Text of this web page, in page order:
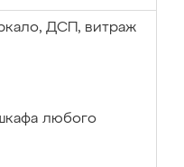
ДСП, витраж
любого